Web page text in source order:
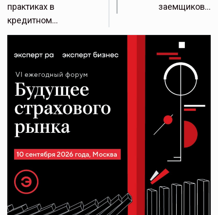
практиках в
кредитном…
заемщиков…